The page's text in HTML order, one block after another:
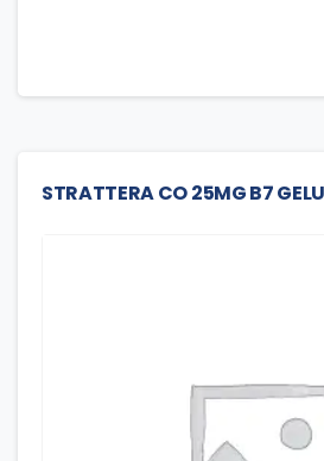
STRATTERA CO 25MG B7